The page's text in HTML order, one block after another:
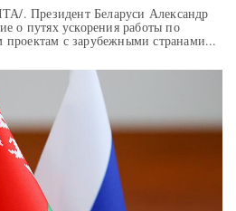
. Президент Беларуси Александр
о путях ускорения работы по
с зарубежными странами...